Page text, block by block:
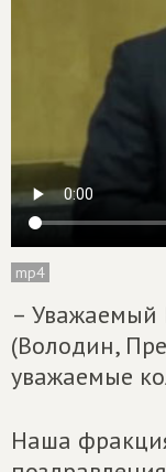
mp4
– Уважаемый
(Володин,
уважаемые
Наша